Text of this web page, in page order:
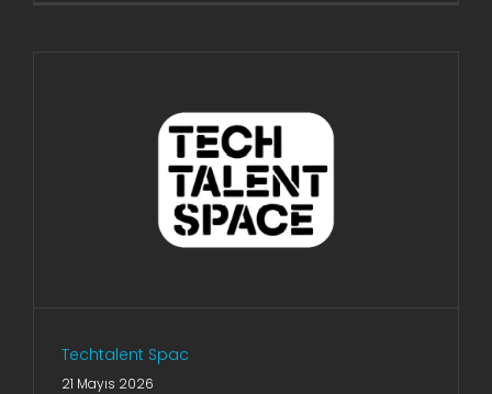
Techtalent Spac
21 Mayıs 2026